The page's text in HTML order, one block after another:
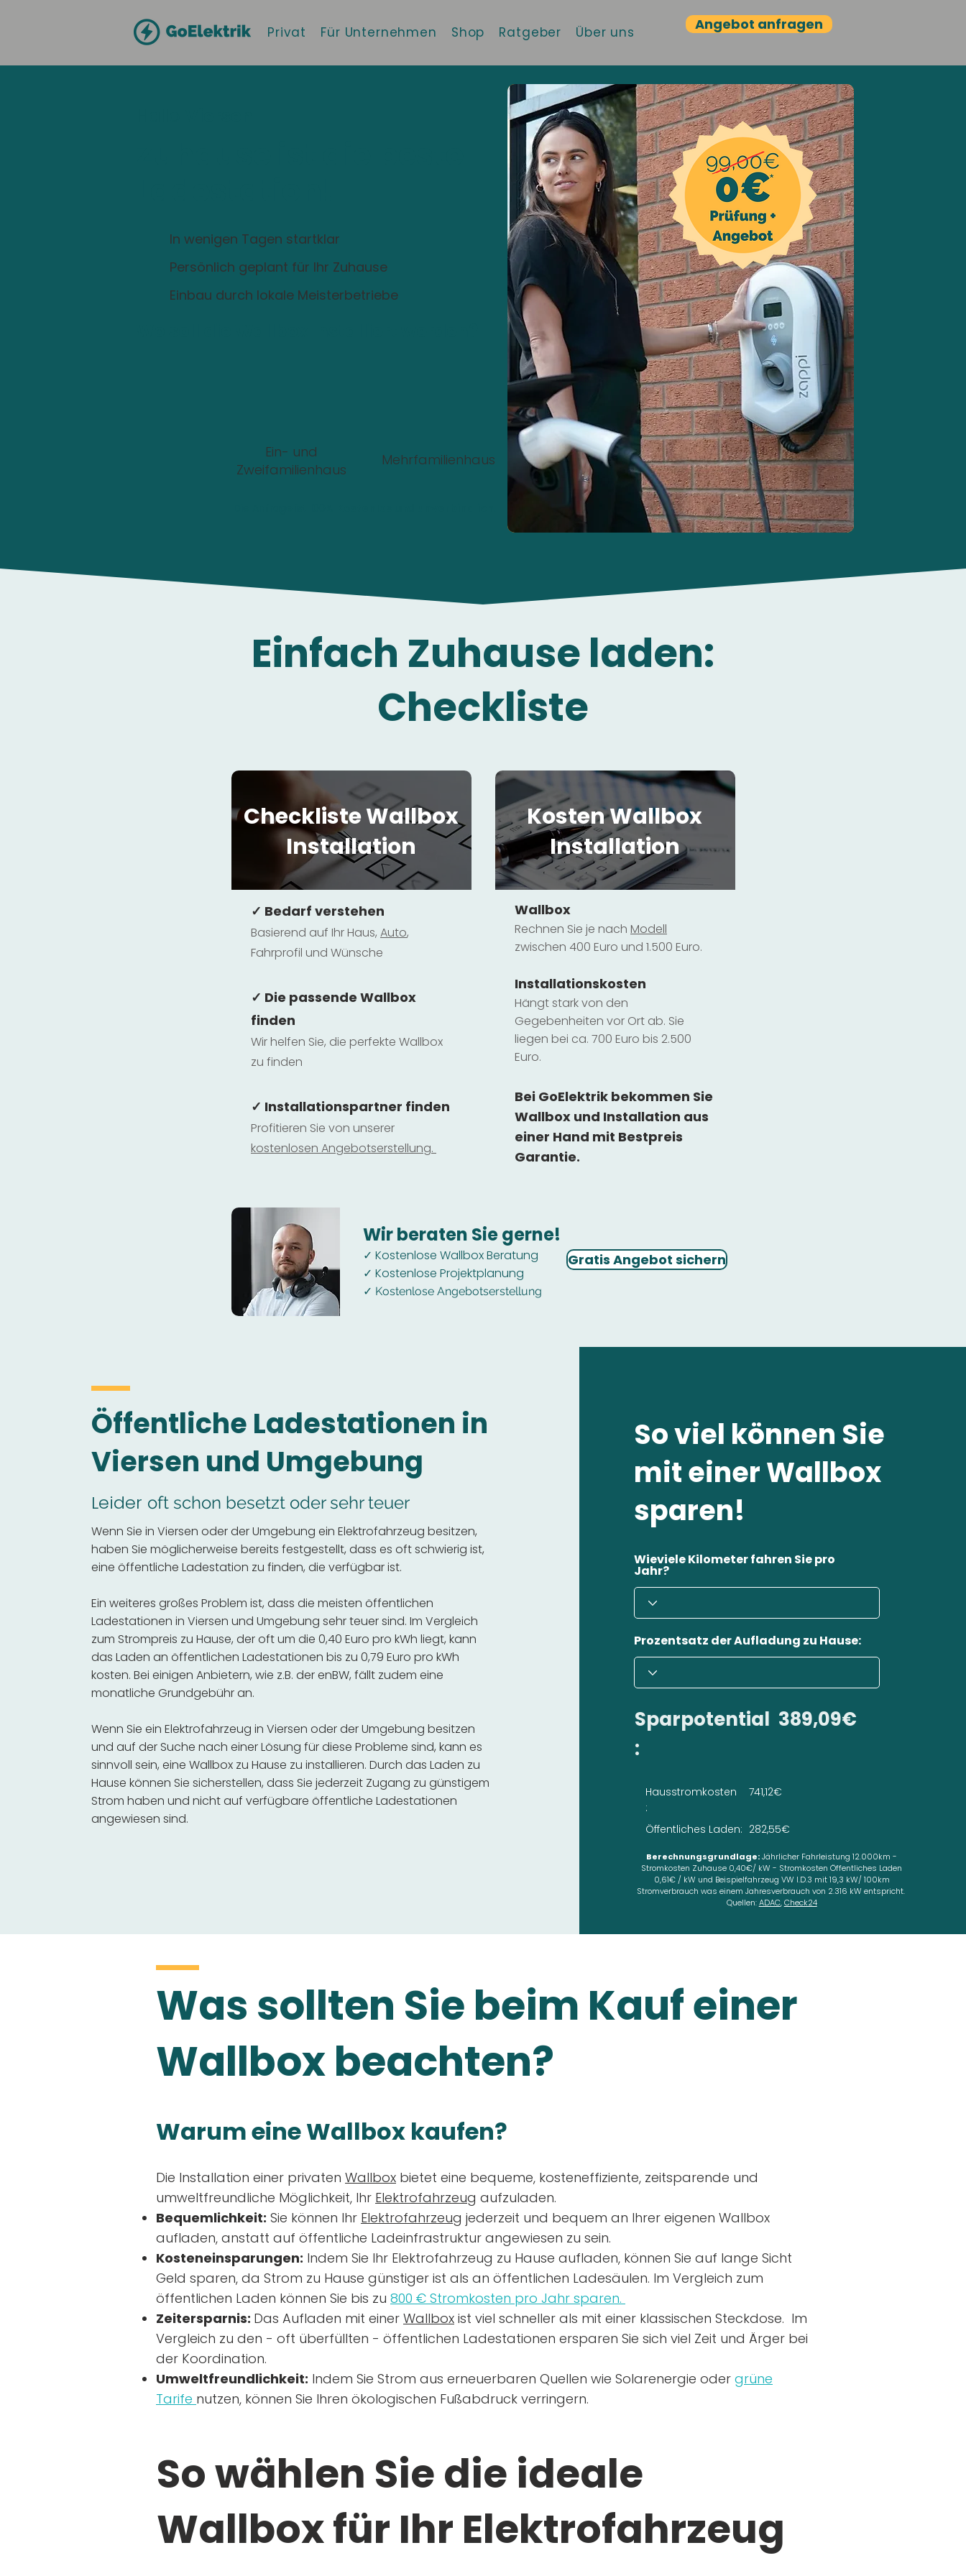
Privat Für Unternehmen Shop Ratgeber Über uns Angebot anfragen
In wenigen Tagen startklar
Persönlich geplant für Ihr Zuhause
Einbau durch lokale Meisterbetriebe
Ein- und
Zweifamilienhaus
Mehrfamilienhaus
Einfach Zuhause laden:
Checkliste
Checkliste Wallbox
Installation
✓ Bedarf verstehen
Basierend auf Ihr Haus, Auto,
Fahrprofil und Wünsche
✓ Die passende Wallbox
finden
Wir helfen Sie, die perfekte Wallbox
zu finden
✓ Installationspartner finden
Profitieren Sie von unserer
kostenlosen Angebotserstellung.
Kosten Wallbox
Installation
Wallbox
Rechnen Sie je nach Modell
zwischen 400 Euro und 1.500 Euro.
Installationskosten
Hängt stark von den
Gegebenheiten vor Ort ab. Sie
liegen bei ca. 700 Euro bis 2.500
Euro.
Bei GoElektrik bekommen Sie
Wallbox und Installation aus
einer Hand mit Bestpreis
Garantie.
Wir beraten Sie gerne!
✓ Kostenlose Wallbox Beratung
✓ Kostenlose Projektplanung
✓ Kostenlose Angebotserstellung
Gratis Angebot sichern
Öffentliche Ladestationen in
Viersen und Umgebung
Leider oft schon besetzt oder sehr teuer
Wenn Sie in Viersen oder der Umgebung ein Elektrofahrzeug besitzen,
haben Sie möglicherweise bereits festgestellt, dass es oft schwierig ist,
eine öffentliche Ladestation zu finden, die verfügbar ist.
Ein weiteres großes Problem ist, dass die meisten öffentlichen
Ladestationen in Viersen und Umgebung sehr teuer sind. Im Vergleich
zum Strompreis zu Hause, der oft um die 0,40 Euro pro kWh liegt, kann
das Laden an öffentlichen Ladestationen bis zu 0,79 Euro pro kWh
kosten. Bei einigen Anbietern, wie z.B. der enBW, fällt zudem eine
monatliche Grundgebühr an.
Wenn Sie ein Elektrofahrzeug in Viersen oder der Umgebung besitzen
und auf der Suche nach einer Lösung für diese Probleme sind, kann es
sinnvoll sein, eine Wallbox zu Hause zu installieren. Durch das Laden zu
Hause können Sie sicherstellen, dass Sie jederzeit Zugang zu günstigem
Strom haben und nicht auf verfügbare öffentliche Ladestationen
angewiesen sind.
So viel können Sie
mit einer Wallbox
sparen!
Wieviele Kilometer fahren Sie pro
Jahr?
Prozentsatz der Aufladung zu Hause:
Sparpotential
:
389,09€
Hausstromkosten
:
Öffentliches Laden:
741,12€
282,55€
Berechnungsgrundlage:Jährlicher Fahrleistung 12.000km -
Stromkosten Zuhause 0,40€/ kW - Stromkosten Öffentliches Laden
0,61€ / kW und Beispielfahrzeug VW I.D.3 mit 19,3 kW/ 100km
Stromverbrauch was einem Jahresverbrauch von 2.316 kW entspricht.
Quellen:ADAC,Check24
Was sollten Sie beim Kauf einer
Wallbox beachten?
Warum eine Wallbox kaufen?
Die Installation einer privaten Wallbox bietet eine bequeme, kosteneffiziente, zeitsparende und
umweltfreundliche Möglichkeit, Ihr Elektrofahrzeug aufzuladen.
Bequemlichkeit: Sie können Ihr Elektrofahrzeug jederzeit und bequem an Ihrer eigenen Wallbox
aufladen, anstatt auf öffentliche Ladeinfrastruktur angewiesen zu sein.
Kosteneinsparungen: Indem Sie Ihr Elektrofahrzeug zu Hause aufladen, können Sie auf lange Sicht
Geld sparen, da Strom zu Hause günstiger ist als an öffentlichen Ladesäulen. Im Vergleich zum
öffentlichen Laden können Sie bis zu 800 € Stromkosten pro Jahr sparen.
Zeitersparnis: Das Aufladen mit einer Wallbox ist viel schneller als mit einer klassischen Steckdose. Im
Vergleich zu den - oft überfüllten - öffentlichen Ladestationen ersparen Sie sich viel Zeit und Ärger bei
der Koordination.
Umweltfreundlichkeit: Indem Sie Strom aus erneuerbaren Quellen wie Solarenergie oder grüne
Tarife nutzen, können Sie Ihren ökologischen Fußabdruck verringern.
So wählen Sie die ideale
Wallbox für Ihr Elektrofahrzeug